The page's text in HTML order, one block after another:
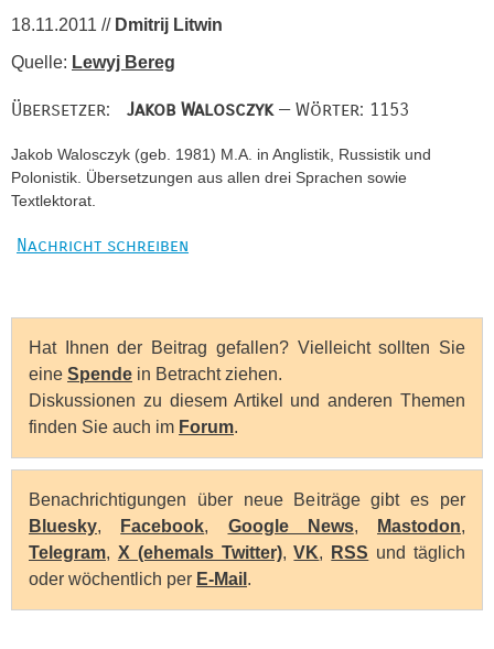
18.11.2011 // Dmitrij Litwin
Quelle: Lewyj Bereg
Übersetzer: Jakob Walosczyk— Wörter: 1153
Jakob Walosczyk (geb. 1981) M.A. in Anglistik, Russistik und
Polonistik. Übersetzungen aus allen drei Sprachen sowie
Textlektorat.
Nachricht schreiben
Hat Ihnen der Beitrag gefallen? Vielleicht sollten Sie
eine Spende in Betracht ziehen.
Diskussionen zu diesem Artikel und anderen Themen
finden Sie auch im Forum.
Benachrichtigungen über neue Beiträge gibt es per
Bluesky, Facebook, Google News, Mastodon,
Telegram, X (ehemals Twitter),VK, RSS und täglich
oder wöchentlich per E-Mail .